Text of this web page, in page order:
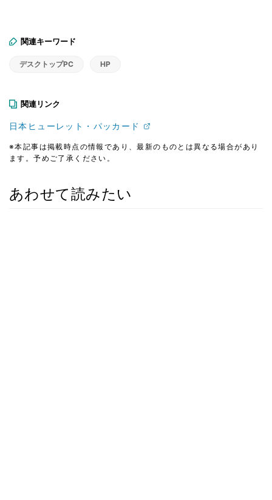
関連キーワード
デスクトップPC HP
関連リンク
日本ヒューレット・パッカード
※本記事は掲載時点の情報であり、最新のものとは異なる場合があり
ます。予めご了承ください。
あわせて読みたい